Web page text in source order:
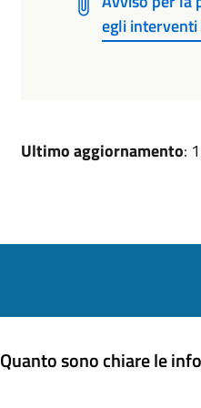
egli
Ultimo aggiornamento:
Quanto sono chiare le